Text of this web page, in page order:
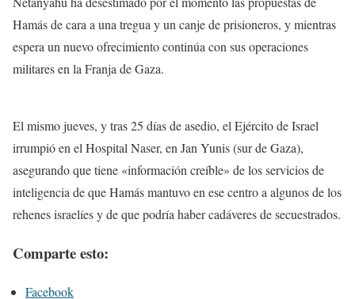
Hamás de cara a una tregua y un canje de prisioneros, y mientras
espera un nuevo ofrecimiento continúa con sus operaciones
militares en la Franja de Gaza.
El mismo jueves, y tras 25 días de asedio, el Ejército de Israel
irrumpió en el Hospital Naser, en Jan Yunis (sur de Gaza),
asegurando que tiene «información creíble» de los servicios de
inteligencia de que Hamás mantuvo en ese centro a algunos de los
rehenes israelíes y de que podría haber cadáveres de secuestrados.
Comparte esto:
Facebook